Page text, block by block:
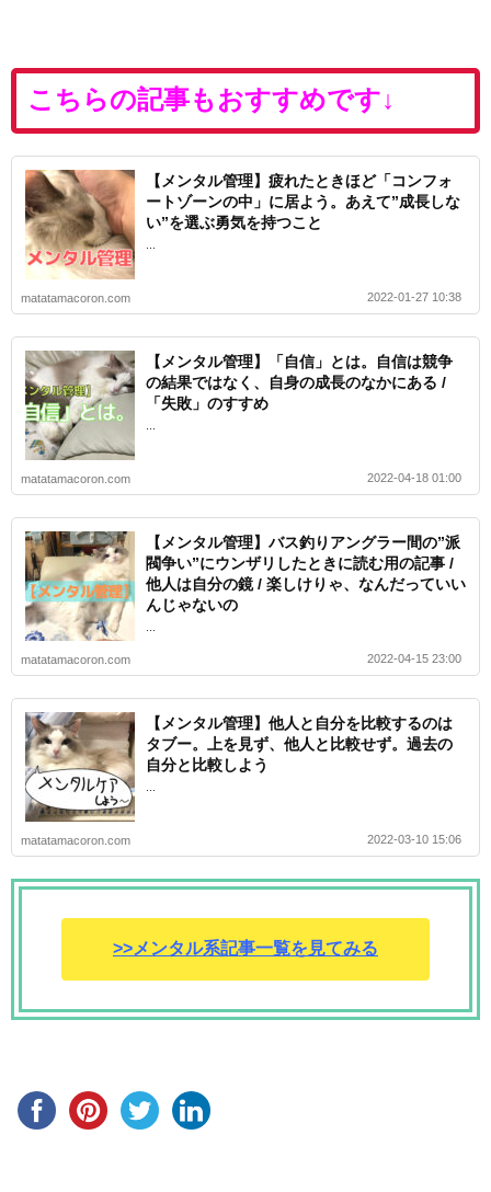
こちらの記事もおすすめです↓
【メンタル管理】疲れたときほど「コンフォ
ートゾーンの中」に居よう。あえて”成長しな
い”を選ぶ勇気を持つこと
...
matatamacoron.com 2022-01-27 10:38
【メンタル管理】「自信」とは。自信は競争
の結果ではなく、自身の成長のなかにある /
「失敗」のすすめ
...
matatamacoron.com 2022-04-18 01:00
【メンタル管理】バス釣りアングラー間の”派
閥争い”にウンザリしたときに読む用の記事 /
他人は自分の鏡 / 楽しけりゃ、なんだっていい
んじゃないの
...
matatamacoron.com 2022-04-15 23:00
【メンタル管理】他人と自分を比較するのは
タブー。上を見ず、他人と比較せず。過去の
自分と比較しよう
...
matatamacoron.com 2022-03-10 15:06
>>メンタル系記事一覧を見てみる